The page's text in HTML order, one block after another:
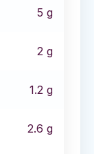
5 g
2 g
1.2 g
2.6 g